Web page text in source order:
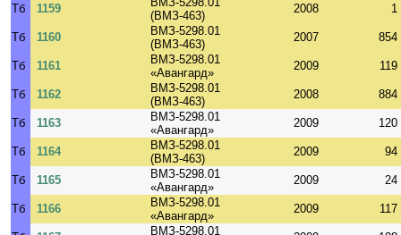
Тб 1159
(ВМЗ-463)
2008 1
Тб 1160
ВМЗ-5298.01
(ВМЗ-463)
2007 854
Тб 1161
ВМЗ-5298.01
«Авангард»
2009 119
Тб 1162
ВМЗ-5298.01
(ВМЗ-463)
2008 884
Тб 1163
ВМЗ-5298.01
«Авангард»
2009 120
Тб 1164
ВМЗ-5298.01
(ВМЗ-463)
2009 94
Тб 1165
ВМЗ-5298.01
«Авангард»
2009 24
Тб 1166
ВМЗ-5298.01
«Авангард»
2009 117
ВМЗ-5298.01